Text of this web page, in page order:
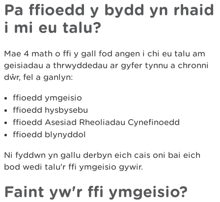
Pa ffioedd y bydd yn rhaid
i mi eu talu?
Mae 4 math o ffi y gall fod angen i chi eu talu am
geisiadau a thrwyddedau ar gyfer tynnu a chronni
dŵr, fel a ganlyn:
ffioedd ymgeisio
ffioedd hysbysebu
ffioedd Asesiad Rheoliadau Cynefinoedd
ffioedd blynyddol
Ni fyddwn yn gallu derbyn eich cais oni bai eich
bod wedi talu'r ffi ymgeisio gywir.
Faint yw'r ffi ymgeisio?